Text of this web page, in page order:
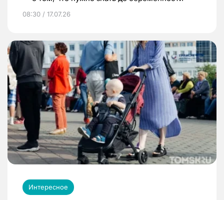
08:30 / 17.07.26
Интересное